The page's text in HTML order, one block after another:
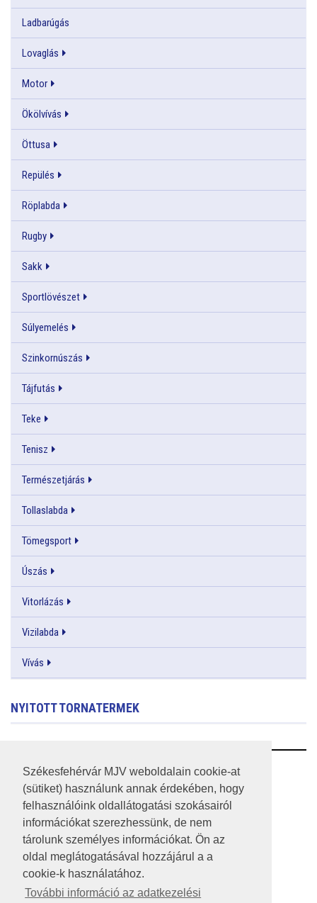
Székesfehérvár MJV weboldalain cookie-at
(sütiket) használunk annak érdekében, hogy
felhasználóink oldallátogatási szokásairól
információkat szerezhessünk, de nem
tárolunk személyes információkat. Ön az
oldal meglátogatásával hozzájárul a a
cookie-k használatához.
További információ az adatkezelési
Ladbarúgás
Lovaglás
Motor
Ökölvívás
Öttusa
Repülés
Röplabda
Rugby
Sakk
Sportlövészet
Súlyemelés
Szinkornúszás
Tájfutás
Teke
Tenisz
Természetjárás
Tollaslabda
Tömegsport
Úszás
Vitorlázás
Vizilabda
Vívás
NYITOTT TORNATERMEK
RSS
A HONLAP 2017.03.31-I ÁLLAPOTA
JOGI NYILATKOZAT
IMPRESSZUM